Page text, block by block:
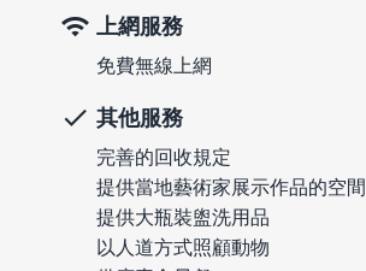
上網服務
免費無線上網
其他服務
完善的回收規定
提供當地藝術家展示作品的空間
提供大瓶裝盥洗用品
以人道方式照顧動物